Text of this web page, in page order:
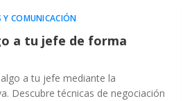
Y COMUNICACIÓN
a tu jefe de forma
a tu jefe mediante la
Descubre técnicas de negociación